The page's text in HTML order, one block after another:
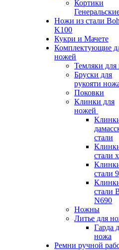
Кортики
Ножи из стали
K100
Кукри и Мачете
Комплектующие
ножей
Темляки для
Бруски для
рукояти
Поковки
Клинки для
ножей
стали
стали
стали
стали
N690
Ножны
Литье для
Гарда
ножа
Ремни ручной